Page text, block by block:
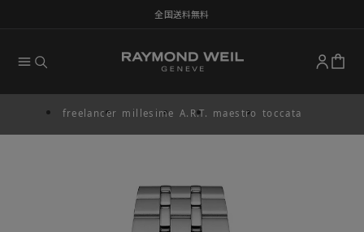
全国送料無料
freelancer millesime A.R.T. maestro toccata